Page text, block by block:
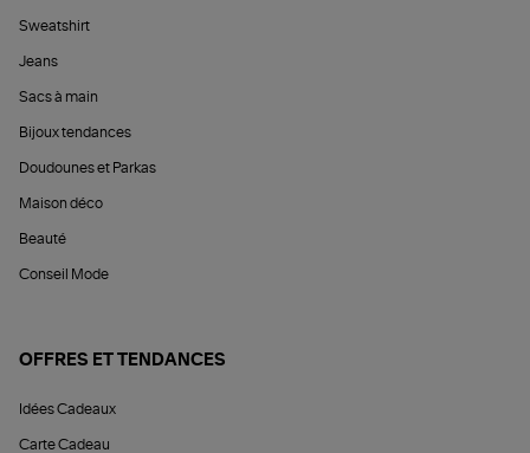
Sweatshirt
Jeans
Sacs à main
Bijoux tendances
Doudounes et Parkas
Maison déco
Beauté
Conseil Mode
OFFRES ET TENDANCES
Idées Cadeaux
Carte Cadeau